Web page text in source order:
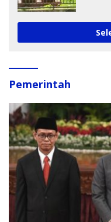
Pemerintah